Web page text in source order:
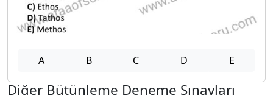
A B C D E
Diğer Bütünleme Deneme Sınavları